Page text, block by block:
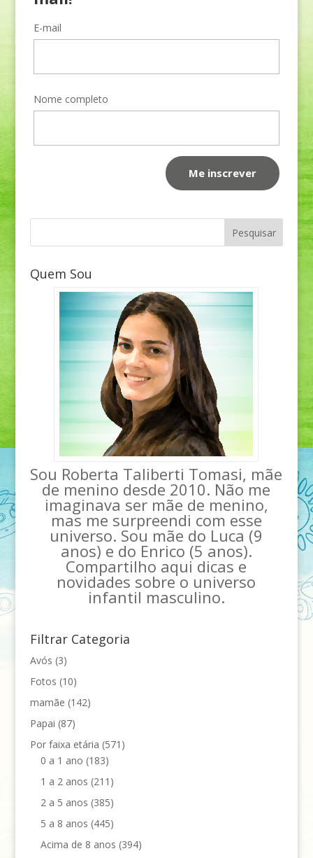
E-mail
Nome completo
Quem Sou
Sou Roberta Taliberti Tomasi, mãe
de menino desde 2010. Não me
imaginava ser mãe de menino,
mas me surpreendi com esse
universo. Sou mãe do Luca (9
anos) e do Enrico (5 anos).
Compartilho aqui dicas e
novidades sobre o universo
infantil masculino.
Filtrar Categoria
Avós (3)
Fotos (10)
mamãe (142)
Papai (87)
Por faixa etária (571)
0 a 1 ano (183)
1 a 2 anos (211)
2 a 5 anos (385)
5 a 8 anos (445)
Acima de 8 anos (394)